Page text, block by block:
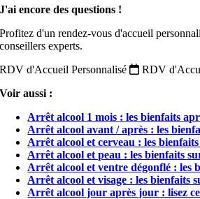
J'ai encore des questions !
Profitez d'un rendez-vous d'accueil
conseillers experts.
RDV d'Accueil Personnalisé
RDV
Voir aussi :
Arrêt alcool 1 mois : les bienfaits
Arrêt alcool avant / après : les
Arrêt alcool et cerveau : les
Arrêt alcool et peau : les bienfaits
Arrêt alcool et ventre dégonflé : les
Arrêt alcool et visage : les bienfaits
Arrêt alcool jour après jour : lisez